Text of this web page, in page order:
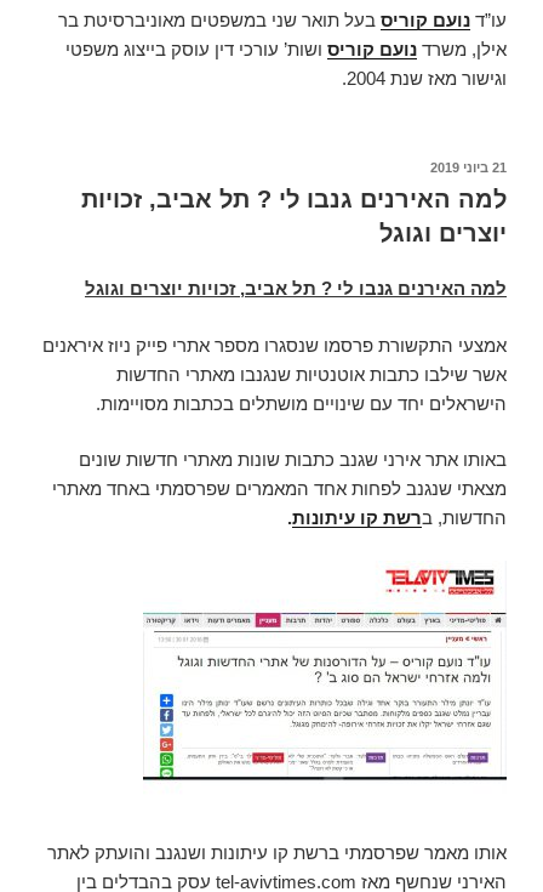
עו”ד נועם קוריס בעל תואר שני במשפטים מאוניברסיטת בר
אילן, משרד נועם קוריס ושות’ עורכי דין עוסק בייצוג משפטי
וגישור מאז שנת 2004.
פורסם
21 ביוני 2019
למה האירנים גנבו לי ? תל אביב, זכויות
יוצרים וגוגל
למה האירנים גנבו לי ? תל אביב, זכויות יוצרים וגוגל
אמצעי התקשורת פרסמו שנסגרו מספר אתרי פייק ניוז איראנים
אשר שילבו כתבות אוטנטיות שנגנבו מאתרי החדשות
הישראלים יחד עם שינויים מושתלים בכתבות מסויימות.
באותו אתר אירני שגנב כתבות שונות מאתרי חדשות שונים
מצאתי שנגנב לפחות אחד המאמרים שפרסמתי באחד מאתרי
החדשות, ברשת קו עיתונות.
אותו מאמר שפרסמתי ברשת קו עיתונות ושנגנב והועתק לאתר
האירני שנחשף מאז tel-avivtimes.com עסק בהבדלים בין